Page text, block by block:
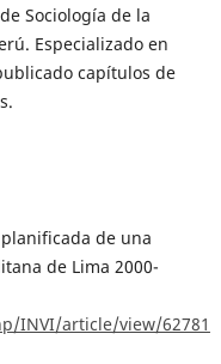
Sociología de la
Especializado en
capítulos de
de una
de Lima 2000-
INVI/article/view/62781